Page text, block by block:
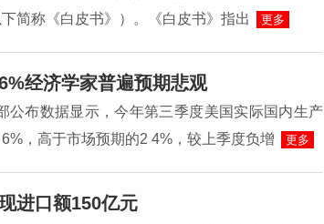
简称《白皮书》）。《白皮书》指出
更多
经济学家普遍预期悲观
公布数据显示，今年第三季度美国实际国内生产
，高于市场预期的2 4%，较上季度负增
更多
进口额150亿元